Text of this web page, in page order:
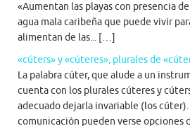
«Aumentan las playas con presencia
agua mala caribeña que puede vivir
alimentan de las... […]
«cúters» y «cúteres», plurales de
La palabra cúter, que alude a un
cuenta con los plurales cúteres y
adecuado dejarla invariable (los cúter).
comunicación pueden verse opciones